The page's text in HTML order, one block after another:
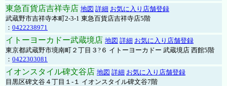
東急百貨店吉祥寺店 地図 詳細 お気に入り店舗登録
武蔵野市吉祥寺本町2-3-1 東急百貨店吉祥寺店5階
： 0422238971
イトーヨーカドー武蔵境店 地図 詳細 お気に入り店舗登録
東京都武蔵野市境南町２丁目３?６ イトーヨーカドー 武蔵境店 西館5階
： 0422303081
イオンスタイル碑文谷店 地図 詳細 お気に入り店舗登録
目黒区碑文谷４丁目１-１ イオンスタイル碑文谷7階